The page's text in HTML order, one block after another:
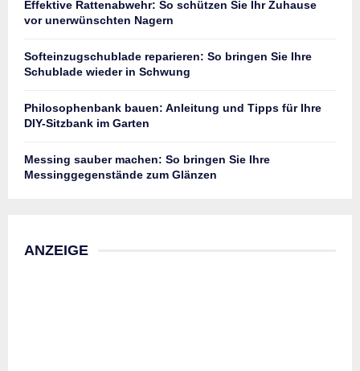
Effektive Rattenabwehr: So schützen Sie Ihr Zuhause
vor unerwünschten Nagern
Softeinzugschublade reparieren: So bringen Sie Ihre
Schublade wieder in Schwung
Philosophenbank bauen: Anleitung und Tipps für Ihre
DIY-Sitzbank im Garten
Messing sauber machen: So bringen Sie Ihre
Messinggegenstände zum Glänzen
ANZEIGE